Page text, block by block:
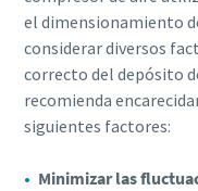
el dimensionamiento
considerar diversos
correcto del depósito
recomienda
siguientes factores:
Minimizar las